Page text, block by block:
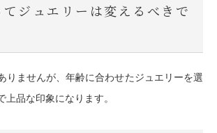
ジュエリーは変えるべきで
りませんが、年齢に合わせたジュエリーを選
上品な印象になります。